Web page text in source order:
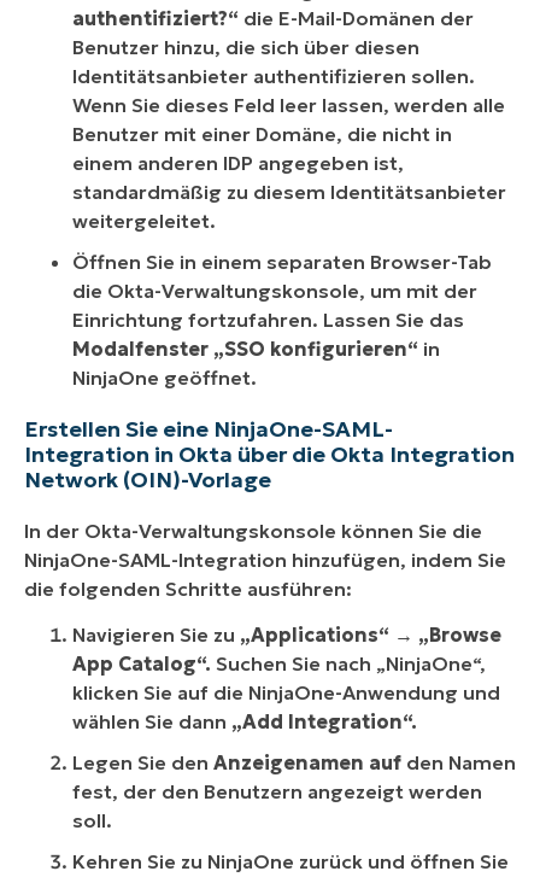
authentifiziert?“ die E-Mail-Domänen der
Benutzer hinzu, die sich über diesen
Identitätsanbieter authentifizieren sollen.
Wenn Sie dieses Feld leer lassen, werden alle
Benutzer mit einer Domäne, die nicht in
einem anderen IDP angegeben ist,
standardmäßig zu diesem Identitätsanbieter
weitergeleitet.
Öffnen Sie in einem separaten Browser-Tab
die Okta-Verwaltungskonsole, um mit der
Einrichtung fortzufahren. Lassen Sie das
Modalfenster „SSO konfigurieren“ in
NinjaOne geöffnet.
Erstellen Sie eine NinjaOne-SAML-
Integration in Okta über die Okta Integration
Network (OIN)-Vorlage
In der Okta-Verwaltungskonsole können Sie die
NinjaOne-SAML-Integration hinzufügen, indem Sie
die folgenden Schritte ausführen:
Navigieren Sie zu „Applications“ → „Browse
App Catalog“. Suchen Sie nach „NinjaOne“,
klicken Sie auf die NinjaOne-Anwendung und
wählen Sie dann „Add Integration“.
Legen Sie den Anzeigenamen auf den Namen
fest, der den Benutzern angezeigt werden
soll.
Kehren Sie zu NinjaOne zurück und öffnen Sie